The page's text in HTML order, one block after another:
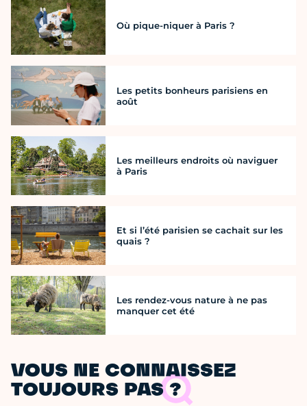
Où pique-niquer à Paris ?
Les petits bonheurs parisiens en
août
Les meilleurs endroits où naviguer
à Paris
Et si l’été parisien se cachait sur les
quais ?
Les rendez-vous nature à ne pas
manquer cet été
VOUS NE CONNAISSEZ
TOUJOURS PAS ?